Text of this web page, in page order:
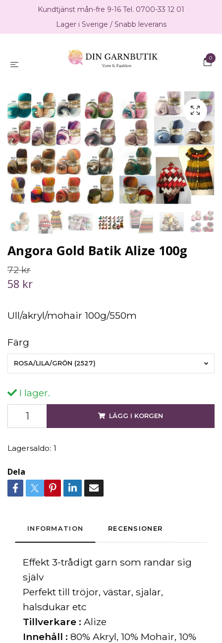
Kundtjänst mån-fre 9-16 Tel. 0700-33 12 01
Lager i Sverige / Snabb leverans
0
Angora Gold Batik Alize 100g
72 kr
58 kr
Ull/akryl/mohair 100g/550m
Färg
ROSA/LILA/GRÖN (2527)
I lager.
LÄGG I KORGEN
Lagersaldo: 1
Dela
INFORMATION RECENSIONER
Effekt 3-trådigt garn som randar sig
själv
Perfekt till tröjor, västar, sjalar,
halsdukar etc
Tillverkare : Alize
Innehåll : 80% Akryl, 10% Mohair, 10%